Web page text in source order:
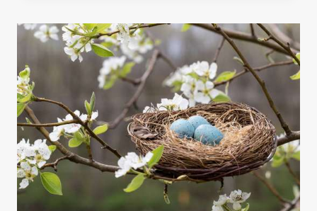
OFFICIELLEMENT
LE
DÉBUT
D’EL
NIÑO